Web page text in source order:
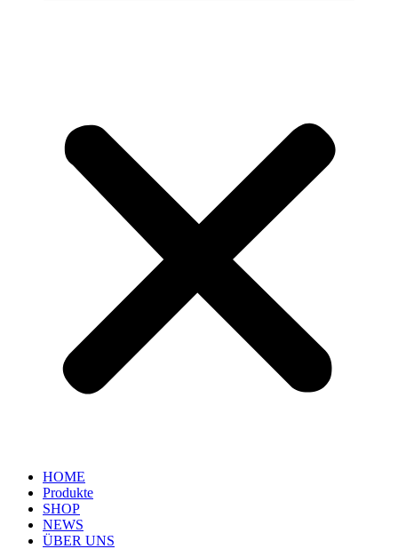
HOME
Produkte
SHOP
NEWS
ÜBER UNS